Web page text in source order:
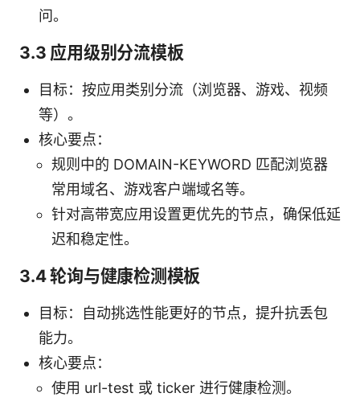
问。
3.3 应用级别分流模板
目标：按应用类别分流（浏览器、游戏、视频
等）。
核心要点：
规则中的 DOMAIN-KEYWORD 匹配浏览器
常用域名、游戏客户端域名等。
针对高带宽应用设置更优先的节点，确保低延
迟和稳定性。
3.4 轮询与健康检测模板
目标：自动挑选性能更好的节点，提升抗丢包
能力。
核心要点：
使用 url-test 或 ticker 进行健康检测。